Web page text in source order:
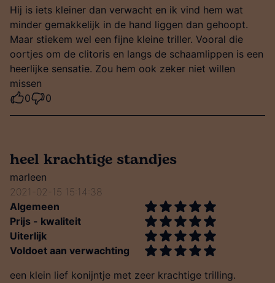
Hij is iets kleiner dan verwacht en ik vind hem wat
minder gemakkelijk in de hand liggen dan gehoopt.
Maar stiekem wel een fijne kleine triller. Vooral die
oortjes om de clitoris en langs de schaamlippen is een
heerlijke sensatie. Zou hem ook zeker niet willen
missen
0
0
heel krachtige standjes
marleen
2021-02-15 15:14:38
Algemeen
Prijs - kwaliteit
Uiterlijk
Voldoet aan verwachting
een klein lief konijntje met zeer krachtige trilling.